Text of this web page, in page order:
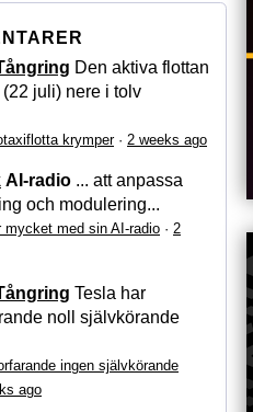
Den aktiva flottan
(22 juli) nere i tolv
krymper· 2 weeks ago
AI-radio ... att anpassa
och modulering...
mycket med sin AI-radio · 2
Tesla har
noll självkörande
ingen självkörande
ago